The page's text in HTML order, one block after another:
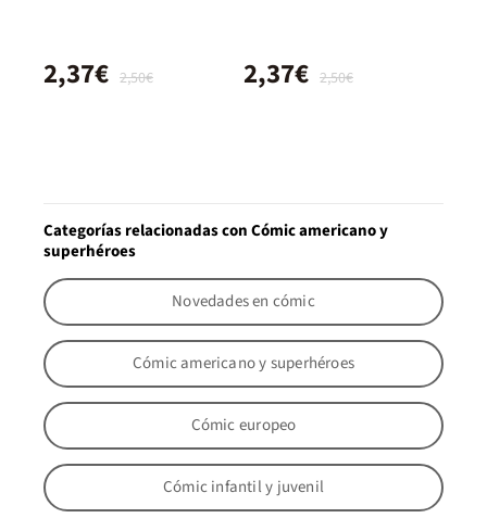
2,50€
2,37€ 2,50€
2,37€
Categorías relacionadas con Cómic americano y
superhéroes
Novedades en cómic
Cómic americano y superhéroes
Cómic europeo
Cómic infantil y juvenil